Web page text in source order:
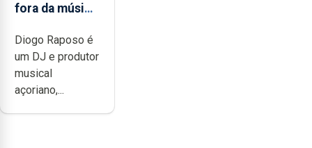
fora da música
noção do quão
difícil é
produzir uma
música”
Diogo Raposo é
um DJ e produtor
musical
açoriano,...